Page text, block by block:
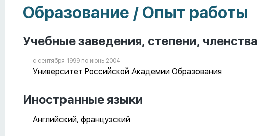
Образование / Опыт работы
Учебные заведения, степени, членства
с сентября 1999 пo июнь 2004
Университет Российской Академии Образования
Иностранные языки
Английский, французский